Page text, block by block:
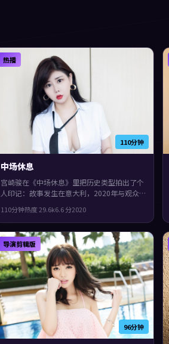
110分钟
热播
中场休息
宫崎骏在《中场休息》里把历史类型拍出了个
人印记：故事发生在意大利，2020年与观众
像洋葱一样被层层剥开，片尾余味很足。
110分钟热度29.6k6.6分2020
96分钟
导演剪辑版